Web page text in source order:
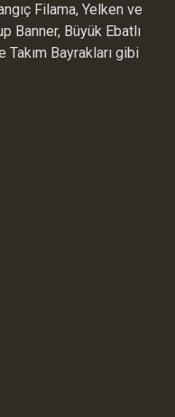
Filama, Yelken ve
Banner, Büyük Ebatlı
Bayrakları gibi